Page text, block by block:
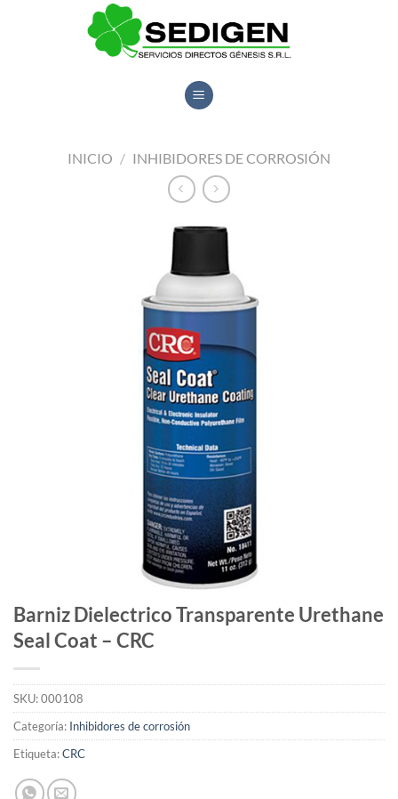
INICIO / INHIBIDORES DE CORROSIÓN
Barniz Dielectrico Transparente Urethane
Seal Coat – CRC
SKU:000108
Categoría: Inhibidores de corrosión
Etiqueta:CRC